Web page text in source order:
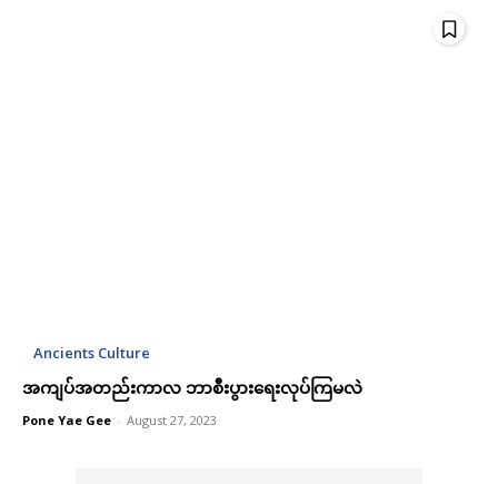
Ancients Culture
အကျပ်အတည်းကာလ ဘာစီးပွားရေးလုပ်ကြမလဲ
Pone Yae Gee - August 27, 2023